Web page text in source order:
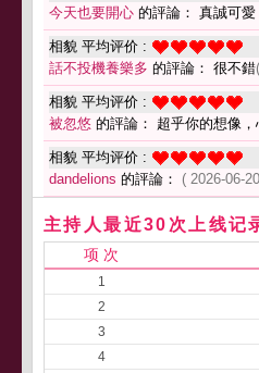
今天也要開心 的評論： 真誠可愛
相貌 平均评价 :
話不投機養樂多 的評論： 很不錯
相貌 平均评价 :
被忽悠 的評論： 超乎你的想像
相貌 平均评价 :
dandelions 的評論： ( 2026-06-
主持人最近30次上线记
项 次
1
2
3
4